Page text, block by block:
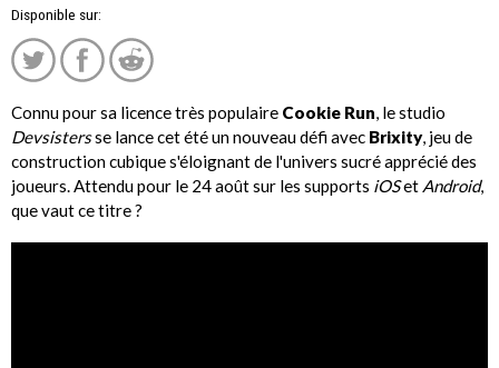
Disponible sur:
Connu pour sa licence très populaire Cookie Run, le studio
Devsistersse lance cet été un nouveau défi avec Brixity, jeu de
construction cubique s'éloignant de l'univers sucré apprécié des
joueurs. Attendu pour le 24 août sur les supports iOSet Android,
que vaut ce titre ?